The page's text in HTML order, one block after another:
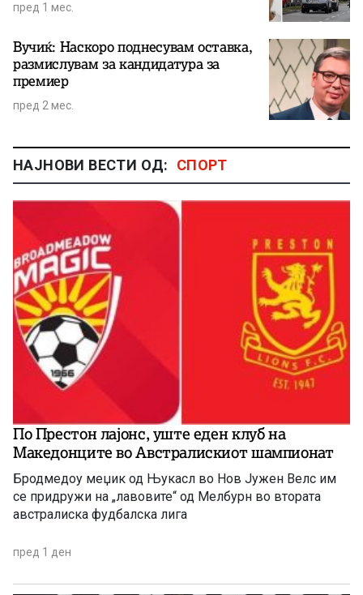
пред 1 мес.
Вучиќ: Наскоро поднесувам оставка,
размислувам за кандидатура за
премиер
пред 2 мес.
НАЈНОВИ ВЕСТИ ОД: СПОРТ
По Престон лајонс, уште еден клуб на
Македонците во Австралискиот шампионат
Бродмедоу меџик од Њукасл во Нов Јужен Велс им
се придружи на „лавовите“ од Мелбурн во втората
австралиска фудбалска лига
пред 1 ден